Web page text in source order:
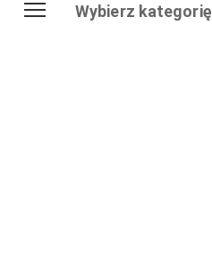
Wybierz kategorię